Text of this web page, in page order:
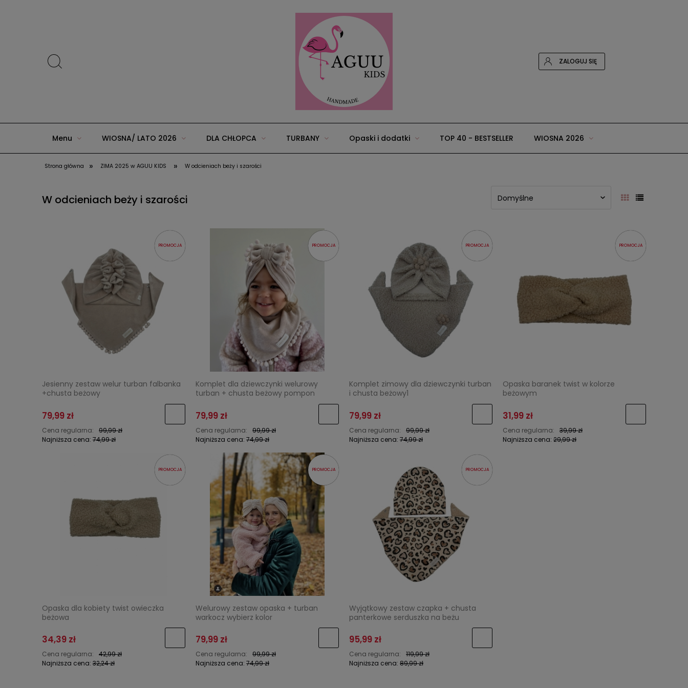
ZALOGUJ SIĘ
Menu WIOSNA/ LATO 2026 DLA CHŁOPCA TURBANY Opaski i dodatki TOP 40 - BESTSELLER WIOSNA 2026
ZIMA 2025 w AGUU KIDS JESIEŃ/ZIMA 2025
Strona główna » ZIMA 2025 w AGUU KIDS » W odcieniach beży i szarości
W odcieniach beży i szarości
Jesienny zestaw welur turban falbanka
+chusta beżowy
79,99 zł
Cena regularna:
99,99 zł
Najniższa cena: 74,99 zł
PROMOCJA
Komplet dla dziewczynki welurowy
turban + chusta beżowy pompon
79,99 zł
Cena regularna:
99,99 zł
Najniższa cena: 74,99 zł
PROMOCJA
Komplet zimowy dla dziewczynki turban
i chusta beżowy1
79,99 zł
Cena regularna:
99,99 zł
Najniższa cena: 74,99 zł
PROMOCJA
Opaska baranek twist w kolorze
beżowym
31,99 zł
Cena regularna:
39,99 zł
Najniższa cena: 29,99 zł
PROMOCJA
Opaska dla kobiety twist owieczka
beżowa
34,39 zł
Cena regularna:
42,99 zł
Najniższa cena: 32,24 zł
PROMOCJA
Welurowy zestaw opaska + turban
warkocz wybierz kolor
79,99 zł
Cena regularna:
99,99 zł
Najniższa cena: 74,99 zł
PROMOCJA
Wyjątkowy zestaw czapka + chusta
panterkowe serduszka na beżu
95,99 zł
Cena regularna:
119,99 zł
Najniższa cena: 89,99 zł
PROMOCJA